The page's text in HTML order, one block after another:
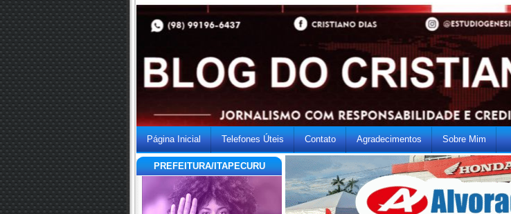
Página Inicial Telefones Úteis Contato Agradecimentos Sobre Mim
PREFEITURA/ITAPECURU